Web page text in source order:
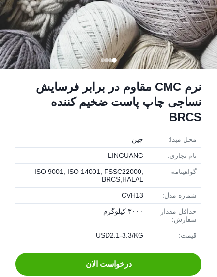
نرم CMC مقاوم در برابر فرسایش
نساجی چاپ پاست ضخیم کننده
BRCS
محل مبدا: چین
نام تجاری: LINGUANG
گواهینامه:
ISO 9001, ISO 14001, FSSC22000,
BRCS,HALAL
شماره مدل: CVH13
حداقل مقدار
سفارش:
۳۰۰۰ کیلوگرم
قیمت: USD2.1-3.3/KG
درخواست الان